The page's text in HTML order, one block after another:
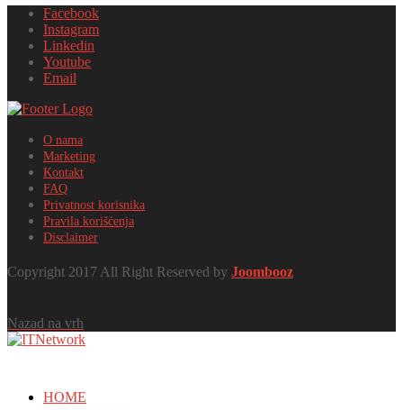
Facebook
Instagram
Linkedin
Youtube
Email
O nama
Marketing
Kontakt
FAQ
Privatnost korisnika
Pravila korišćenja
Disclaimer
Copyright 2017 All Right Reserved by Joombooz
Nazad na vrh
HOME